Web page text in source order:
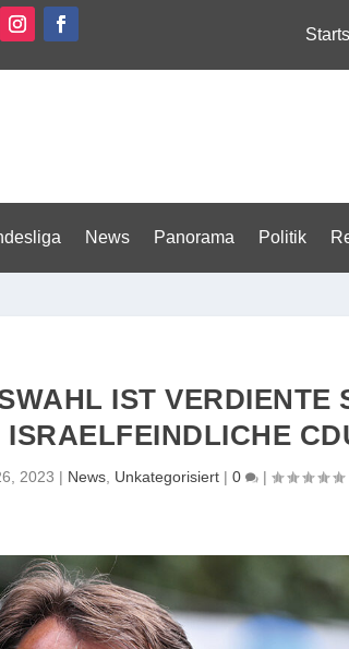
News Panorama Politik
IST VERDIENTE
2023 | News Unkategorisiert |0 |